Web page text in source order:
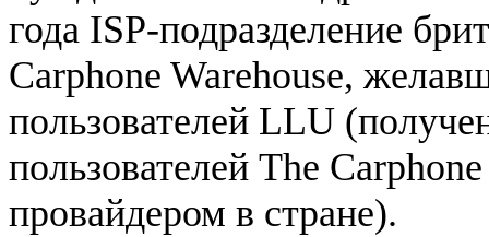
года ISP-подразделение
Carphone Warehouse,
пользователей LLU
пользователей The
провайдером в стране).